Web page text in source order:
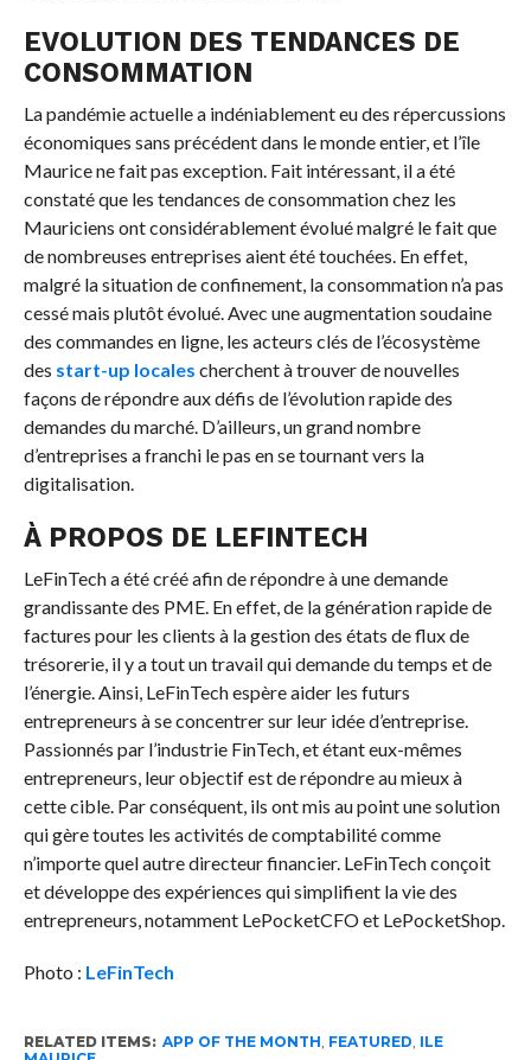
EVOLUTION DES TENDANCES DE
CONSOMMATION
La pandémie actuelle a indéniablement eu des répercussions
économiques sans précédent dans le monde entier, et l’île
Maurice ne fait pas exception. Fait intéressant, il a été
constaté que les tendances de consommation chez les
Mauriciens ont considérablement évolué malgré le fait que
de nombreuses entreprises aient été touchées. En effet,
malgré la situation de confinement, la consommation n’a pas
cessé mais plutôt évolué. Avec une augmentation soudaine
des commandes en ligne, les acteurs clés de l’écosystème
des start-up locales cherchent à trouver de nouvelles
façons de répondre aux défis de l’évolution rapide des
demandes du marché. D’ailleurs, un grand nombre
d’entreprises a franchi le pas en se tournant vers la
digitalisation.
À PROPOS DE LEFINTECH
LeFinTech a été créé afin de répondre à une demande
grandissante des PME. En effet, de la génération rapide de
factures pour les clients à la gestion des états de flux de
trésorerie, il y a tout un travail qui demande du temps et de
l’énergie. Ainsi, LeFinTech espère aider les futurs
entrepreneurs à se concentrer sur leur idée d’entreprise.
Passionnés par l’industrie FinTech, et étant eux-mêmes
entrepreneurs, leur objectif est de répondre au mieux à
cette cible. Par conséquent, ils ont mis au point une solution
qui gère toutes les activités de comptabilité comme
n’importe quel autre directeur financier. LeFinTech conçoit
et développe des expériences qui simplifient la vie des
entrepreneurs, notamment LePocketCFO et LePocketShop.
Photo : LeFinTech
RELATED ITEMS: APP OF THE MONTH FEATURED ILE